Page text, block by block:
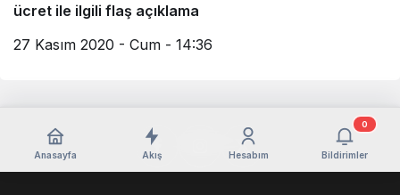
ücret ile ilgili flaş açıklama
27 Kasım 2020 - Cum - 14:36
Anasayfa Akış Hesabım Bildirimler
0